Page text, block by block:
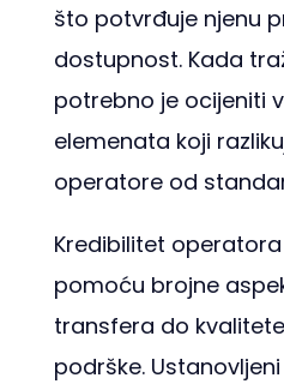
što potvrđuje njenu
dostupnost. Kada
potrebno je ocijeniti
elemenata koji
operatore od
Kredibilitet
pomoću brojne
transfera do
podrške.